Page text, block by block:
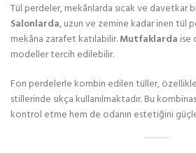
Tül perdeler, mekânlarda sıcak ve davetkar
Salonlarda, uzun ve zemine kadar inen tül
mekâna zarafet katılabilir.Mutfaklarda ise
modeller tercih edilebilir.
Fon perdelerle kombin edilen tüller,
stillerinde sıkça kullanılmaktadır. Bu
kontrol etme hem de odanın estetiğini